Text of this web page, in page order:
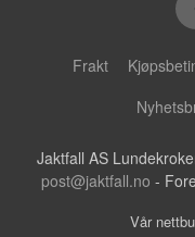
Frakt
Jaktfall AS
post@jaktfall.no -
Vår